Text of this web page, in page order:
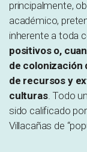
principalmente,
académico,
inherente a toda
positivos o,
de colonización
de recursos y
culturas. Todo un
sido calificado
Villacañas de